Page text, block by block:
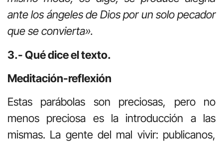
ante los ángeles de Dios por un solo pecador
que se convierta».
3.- Qué dice el texto.
Meditación-reflexión
Estas parábolas son preciosas, pero no
menos preciosa es la introducción a las
mismas. La gente del mal vivir: publicanos,